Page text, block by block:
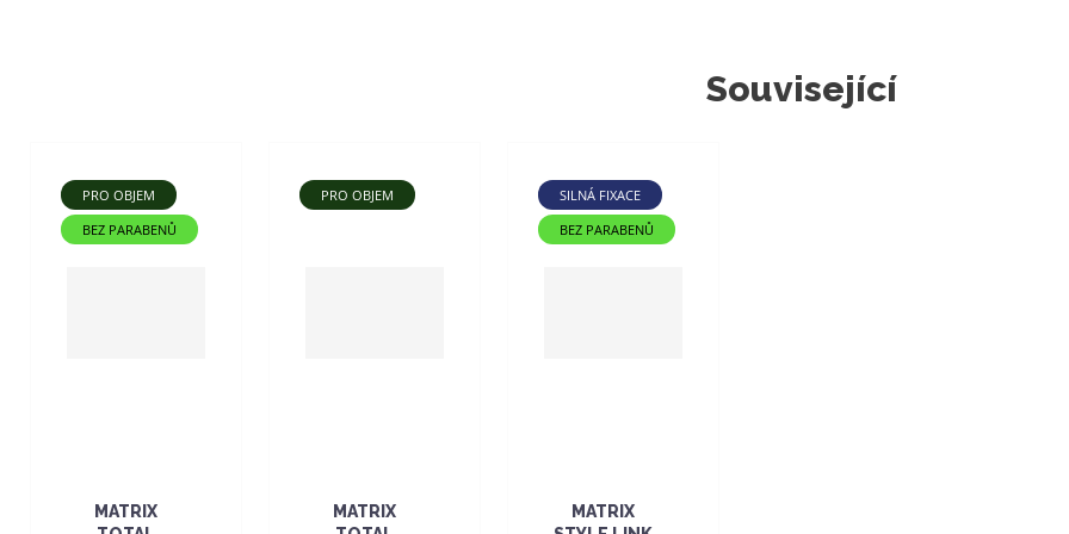
Související
PRO OBJEM
BEZ PARABENŮ
MATRIX
PRO OBJEM
MATRIX
SILNÁ FIXACE
BEZ PARABENŮ
MATRIX